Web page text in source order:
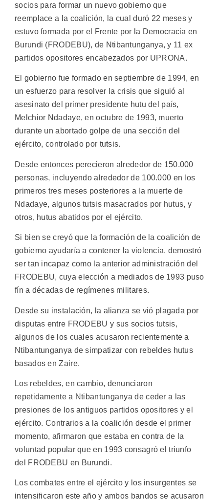
socios para formar un nuevo gobierno que
reemplace a la coalición, la cual duró 22 meses y
estuvo formada por el Frente por la Democracia en
Burundi (FRODEBU), de Ntibantunganya, y 11 ex
partidos opositores encabezados por UPRONA.
El gobierno fue formado en septiembre de 1994, en
un esfuerzo para resolver la crisis que siguió al
asesinato del primer presidente hutu del país,
Melchior Ndadaye, en octubre de 1993, muerto
durante un abortado golpe de una sección del
ejército, controlado por tutsis.
Desde entonces perecieron alrededor de 150.000
personas, incluyendo alrededor de 100.000 en los
primeros tres meses posteriores a la muerte de
Ndadaye, algunos tutsis masacrados por hutus, y
otros, hutus abatidos por el ejército.
Si bien se creyó que la formación de la coalición de
gobierno ayudaría a contener la violencia, demostró
ser tan incapaz como la anterior administración del
FRODEBU, cuya elección a mediados de 1993 puso
fín a décadas de regímenes militares.
Desde su instalación, la alianza se vió plagada por
disputas entre FRODEBU y sus socios tutsis,
algunos de los cuales acusaron recientemente a
Ntibantunganya de simpatizar con rebeldes hutus
basados en Zaire.
Los rebeldes, en cambio, denunciaron
repetidamente a Ntibantunganya de ceder a las
presiones de los antiguos partidos opositores y el
ejército. Contrarios a la coalición desde el primer
momento, afirmaron que estaba en contra de la
voluntad popular que en 1993 consagró el triunfo
del FRODEBU en Burundi.
Los combates entre el ejército y los insurgentes se
intensificaron este año y ambos bandos se acusaron